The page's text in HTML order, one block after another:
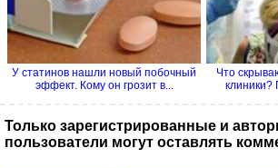
У статинов нашли новый побочный
эффект. Кому он грозит в...
Что
клиники?
Только зарегистрированные и
пользователи могут оставлять